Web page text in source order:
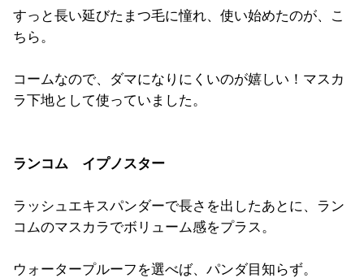
すっと長い延びたまつ毛に憧れ、使い始めたのが、こ
ちら。
コームなので、ダマになりにくいのが嬉しい！マスカ
ラ下地として使っていました。
ランコム イプノスター
ラッシュエキスパンダーで長さを出したあとに、 ラン
コムのマスカラでボリューム感をプラス。
ウォータープルーフを選べば、パンダ目知らず。